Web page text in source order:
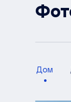
Дом